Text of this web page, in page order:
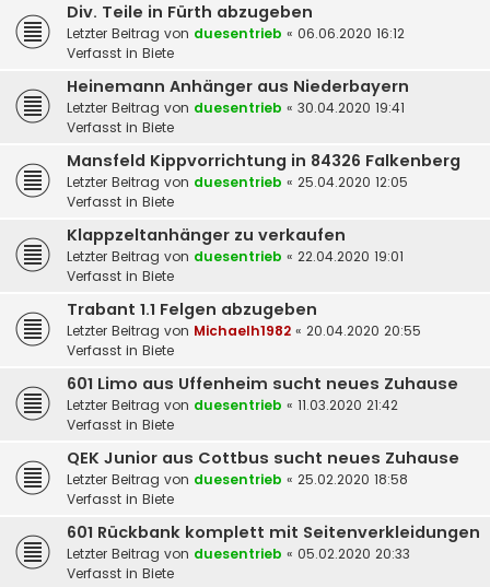
Div. Teile in Fürth abzugeben
Letzter Beitrag von duesentrieb « 06.06.2020 16:12
Verfasst in Biete
Heinemann Anhänger aus Niederbayern
Letzter Beitrag von duesentrieb « 30.04.2020 19:41
Verfasst in Biete
Mansfeld Kippvorrichtung in 84326 Falkenberg
Letzter Beitrag von duesentrieb « 25.04.2020 12:05
Verfasst in Biete
Klappzeltanhänger zu verkaufen
Letzter Beitrag von duesentrieb « 22.04.2020 19:01
Verfasst in Biete
Trabant 1.1 Felgen abzugeben
Letzter Beitrag von Michaelh1982 « 20.04.2020 20:55
Verfasst in Biete
601 Limo aus Uffenheim sucht neues Zuhause
Letzter Beitrag von duesentrieb « 11.03.2020 21:42
Verfasst in Biete
QEK Junior aus Cottbus sucht neues Zuhause
Letzter Beitrag von duesentrieb « 25.02.2020 18:58
Verfasst in Biete
601 Rückbank komplett mit Seitenverkleidungen
Letzter Beitrag von duesentrieb « 05.02.2020 20:33
Verfasst in Biete